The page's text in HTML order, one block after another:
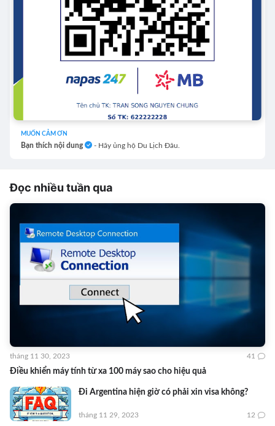
MUỐN CẢM ƠN
Bạn thích nội dung - Hãy ủng hộ Du Lịch Đâu.
Đọc nhiều tuần qua
Điều khiển máy tính từ xa 100 máy sao cho hiệu quả
tháng 11 30, 2023 41
Đi Argentina hiện giờ có phải xin visa không?
tháng 11 29, 2023 12